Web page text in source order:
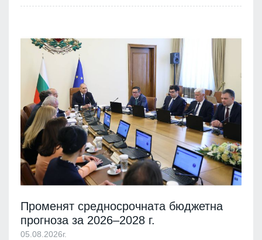
Променят средносрочната бюджетна
прогноза за 2026–2028 г.
05.08.2026г.